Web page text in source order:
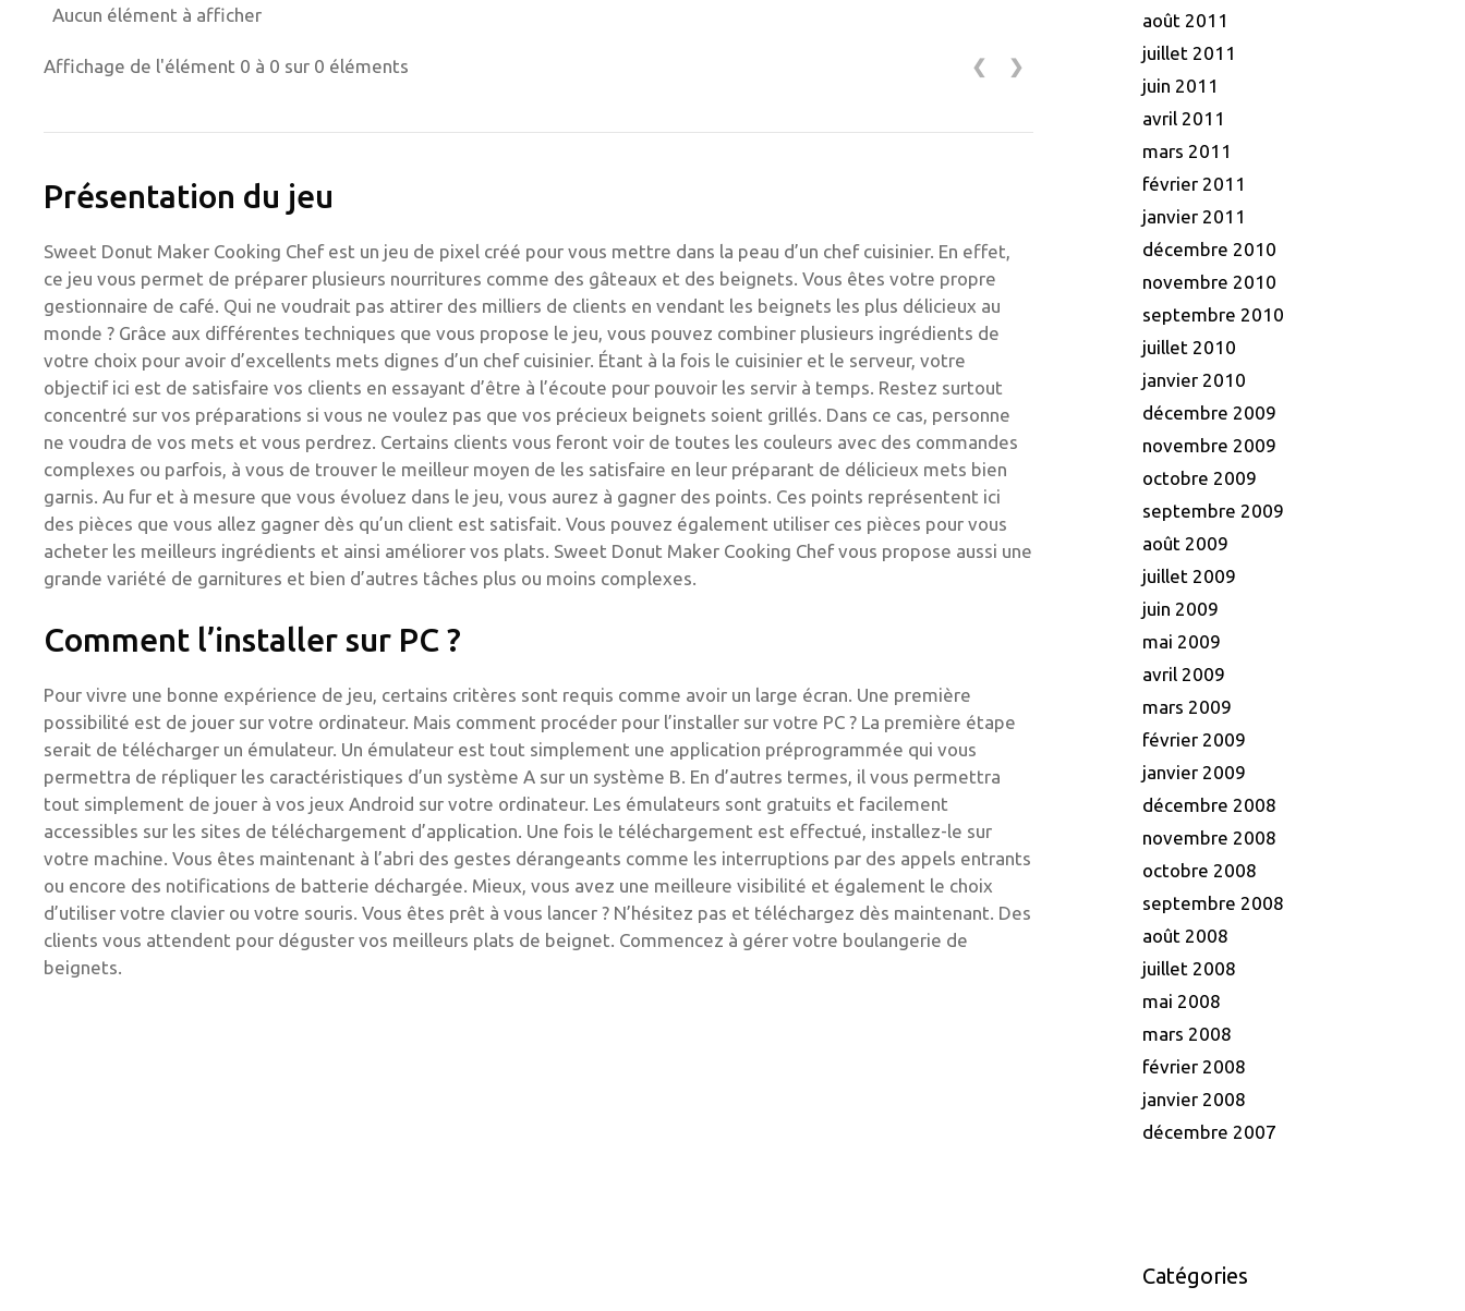
Aucun élément à afficher
Affichage de l'élément 0 à 0 sur 0 éléments ❮ ❯
Présentation du jeu
Sweet Donut Maker Cooking Chef est un jeu de pixel créé pour vous mettre dans la peau d’un chef cuisinier. En effet,
ce jeu vous permet de préparer plusieurs nourritures comme des gâteaux et des beignets. Vous êtes votre propre
gestionnaire de café. Qui ne voudrait pas attirer des milliers de clients en vendant les beignets les plus délicieux au
monde ? Grâce aux différentes techniques que vous propose le jeu, vous pouvez combiner plusieurs ingrédients de
votre choix pour avoir d’excellents mets dignes d’un chef cuisinier. Étant à la fois le cuisinier et le serveur, votre
objectif ici est de satisfaire vos clients en essayant d’être à l’écoute pour pouvoir les servir à temps. Restez surtout
concentré sur vos préparations si vous ne voulez pas que vos précieux beignets soient grillés. Dans ce cas, personne
ne voudra de vos mets et vous perdrez. Certains clients vous feront voir de toutes les couleurs avec des commandes
complexes ou parfois, à vous de trouver le meilleur moyen de les satisfaire en leur préparant de délicieux mets bien
garnis. Au fur et à mesure que vous évoluez dans le jeu, vous aurez à gagner des points. Ces points représentent ici
des pièces que vous allez gagner dès qu’un client est satisfait. Vous pouvez également utiliser ces pièces pour vous
acheter les meilleurs ingrédients et ainsi améliorer vos plats. Sweet Donut Maker Cooking Chef vous propose aussi une
grande variété de garnitures et bien d’autres tâches plus ou moins complexes.
Comment l’installer sur PC ?
Pour vivre une bonne expérience de jeu, certains critères sont requis comme avoir un large écran. Une première
possibilité est de jouer sur votre ordinateur. Mais comment procéder pour l’installer sur votre PC ? La première étape
serait de télécharger un émulateur. Un émulateur est tout simplement une application préprogrammée qui vous
permettra de répliquer les caractéristiques d’un système A sur un système B. En d’autres termes, il vous permettra
tout simplement de jouer à vos jeux Android sur votre ordinateur. Les émulateurs sont gratuits et facilement
accessibles sur les sites de téléchargement d’application. Une fois le téléchargement est effectué, installez-le sur
votre machine. Vous êtes maintenant à l’abri des gestes dérangeants comme les interruptions par des appels entrants
ou encore des notifications de batterie déchargée. Mieux, vous avez une meilleure visibilité et également le choix
d’utiliser votre clavier ou votre souris. Vous êtes prêt à vous lancer ? N’hésitez pas et téléchargez dès maintenant. Des
clients vous attendent pour déguster vos meilleurs plats de beignet. Commencez à gérer votre boulangerie de
beignets.
août 2011
juillet 2011
juin 2011
avril 2011
mars 2011
février 2011
janvier 2011
décembre 2010
novembre 2010
septembre 2010
juillet 2010
janvier 2010
décembre 2009
novembre 2009
octobre 2009
septembre 2009
août 2009
juillet 2009
juin 2009
mai 2009
avril 2009
mars 2009
février 2009
janvier 2009
décembre 2008
novembre 2008
octobre 2008
septembre 2008
août 2008
juillet 2008
mai 2008
mars 2008
février 2008
janvier 2008
décembre 2007
Catégories